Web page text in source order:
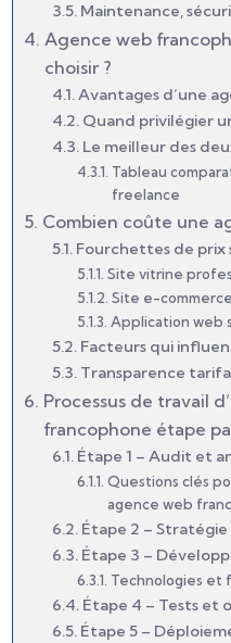
Maintenance,
Agence web
choisir ?
Avantages d’une
Quand privilégier
Le meilleur des
Tableau
freelance
Combien coûte une
Fourchettes de
Site vitrine
Site e-
Application web
Facteurs qui
Transparence
Processus de travail
francophone étape
Étape 1 – Audit et
Questions clés
agence web
Étape 2 –
Étape 3 –
Technologies et
Étape 4 – Tests et
Étape 5 –